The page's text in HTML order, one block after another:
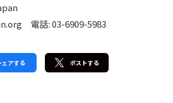
電話: 03-6909-5983
ェアする ポストする